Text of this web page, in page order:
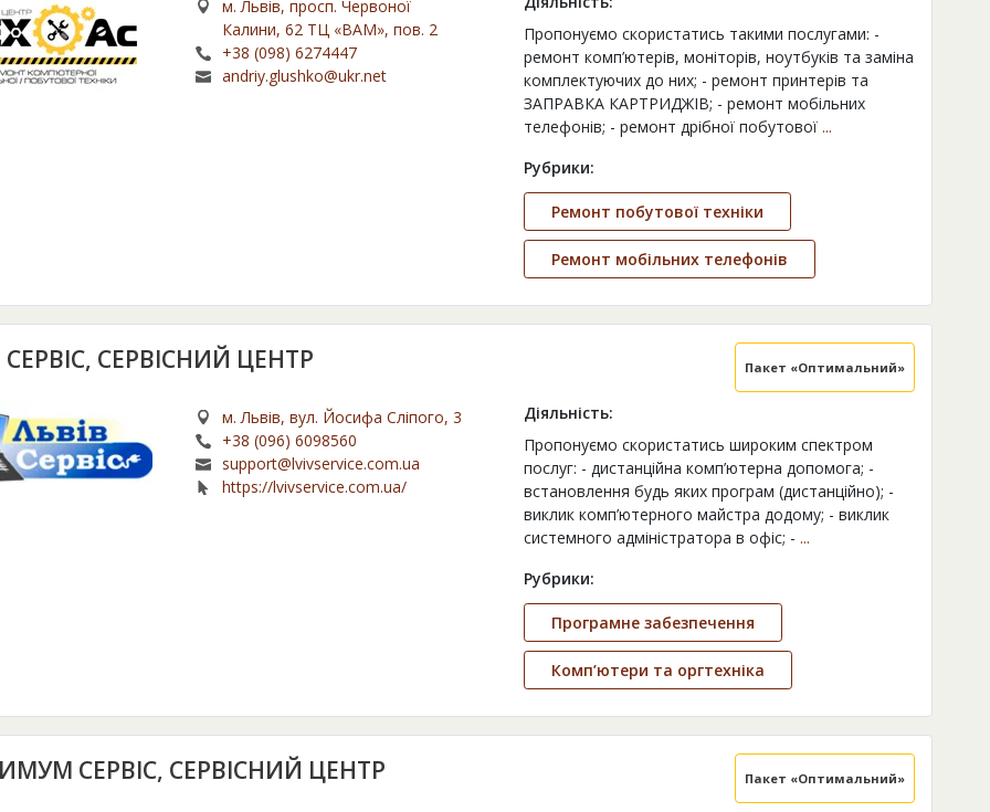
м. Львів, просп. Червоної
Калини, 62 ТЦ «ВАМ», пов. 2
+38 (098) 6274447
andriy.glushko@ukr.net
Пропонуємо скористатись такими послугами: -
ремонт комп’ютерів, моніторів, ноутбуків та заміна
комплектуючих до них; - ремонт принтерів та
ЗАПРАВКА КАРТРИДЖІВ; - ремонт мобільних
телефонів; - ремонт дрібної побутової ...
Рубрики:
Ремонт побутової техніки
Ремонт мобільних телефонів
СЕРВІС, СЕРВІСНИЙ ЦЕНТР Пакет «Оптимальний»
м. Львів, вул. Йосифа Сліпого, 3
+38 (096) 6098560
support@lvivservice.com.ua
https://lvivservice.com.ua/
Діяльність:
Пропонуємо скористатись широким спектром
послуг: - дистанційна комп’ютерна допомога; -
встановлення будь яких програм (дистанційно); -
виклик комп’ютерного майстра додому; - виклик
системного адміністратора в офіс; - ...
Рубрики:
Програмне забезпечення
Комп’ютери та оргтехніка
СЕРВІС, СЕРВІСНИЙ ЦЕНТР Пакет «Оптимальний»